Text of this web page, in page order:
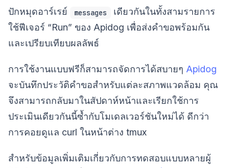
ปักหมุดอาร์เรย์ messages
เดียวกันในทั้งสามรายการ
ใช้ฟีเจอร์ “Run” ของ Apidog เพื่อส่งคำขอพร้อมกัน
และเปรียบเทียบผลลัพธ์
การใช้งานแบบฟรีก็สามารถจัดการได้สบายๆ Apidog
จะบันทึกประวัติคำขอสำหรับแต่ละสภาพแวดล้อม คุณ
จึงสามารถกลับมาในสัปดาห์หน้าและเรียกใช้การ
ประเมินเดียวกันนี้ซ้ำกับโมเดลเวอร์ชันใหม่ได้ ดีกว่า
การคอยดูแล curl ในหน้าต่าง tmux
สำหรับข้อมูลเพิ่มเติมเกี่ยวกับการทดสอบแบบหลายผู้